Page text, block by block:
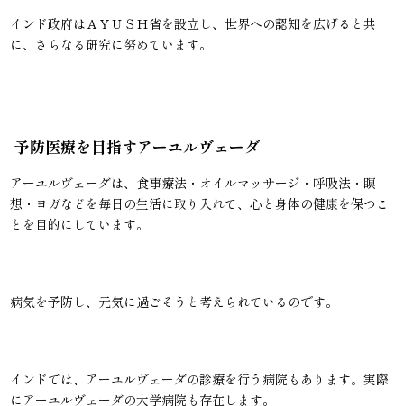
インド政府はＡＹＵＳＨ省を設立し、世界への認知を広げると共
に、さらなる研究に努めています。
予防医療を目指すアーユルヴェーダ
アーユルヴェーダは、食事療法・オイルマッサージ・呼吸法・瞑
想・ヨガなどを毎日の生活に取り入れて、心と身体の健康を保つこ
とを目的にしています。
病気を予防し、元気に過ごそうと考えられているのです。
インドでは、アーユルヴェーダの診療を行う病院もあります。実際
にアーユルヴェーダの大学病院も存在します。